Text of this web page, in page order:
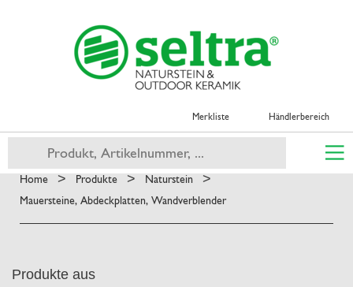
Merkliste Händlerbereich
Home > Produkte > Naturstein >
Mauersteine, Abdeckplatten, Wandverblender
Produkte aus